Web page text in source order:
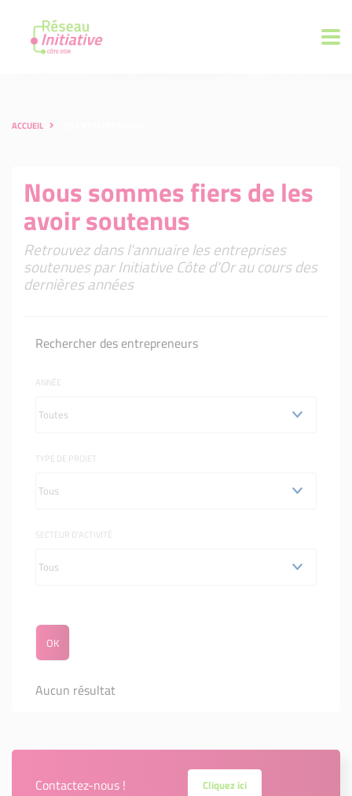
ACCUEIL
Nous sommes fiers de les
avoir soutenus
Retrouvez dans l'annuaire les entreprises
soutenues par Initiative Côte d'Or au cours des
dernières années
Rechercher des entrepreneurs
ANNÉE
TYPE DE PROJET
SECTEUR D'ACTIVITÉ
Aucun résultat
Contactez-nous ! Cliquez ici